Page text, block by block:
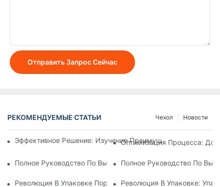
Отправить Запрос Сейчас
РЕКОМЕНДУЕМЫЕ СТАТЬИ Новости
Чехол
Эффективное Решение: Изучение Преимуществ Машин
Оптимизация Процесса:
Полное Руководство По Выбору Идеальной Упаковочной
Полное Руководство По
Революция В Упаковке Порошков: Современное
Революция В Упаковке: